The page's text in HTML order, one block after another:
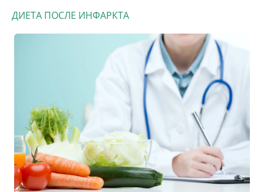
ДИЕТА ПОСЛЕ ИНФАРКТА